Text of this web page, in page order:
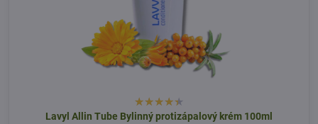
Lavyl Allin Tube Bylinný protizápalový krém 100ml